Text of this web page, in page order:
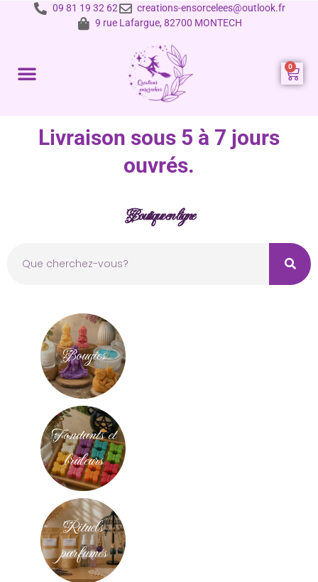
09 81 19 32 62
creations-ensorcelees@outlook.fr
9 rue Lafargue, 82700 MONTECH
Livraison sous 5 à 7 jours
ouvrés.
Boutique en ligne
Bougies
Fondants et
brûleurs
Rituels
parfumés